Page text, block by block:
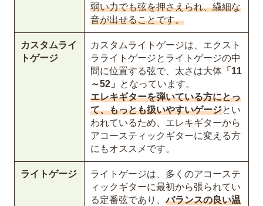
弱い力でも弦を押さえられ、繊細な
音が出せることです。
カスタムライ
トゲージ
カスタムライトゲージは、エクスト
ラライトゲージとライトゲージの中
間に位置する弦で、太さは大体 「11
～52」 となっています。
エレキギターを弾いている方にとっ
て、もっとも扱いやすいゲージとい
われているため、エレキギターから
アコースティックギターに変える方
にもオススメです。
ライトゲージ
ライトゲージは、多くのアコーステ
ィックギターに最初から張られてい
る定番弦であり、バランスの良い温